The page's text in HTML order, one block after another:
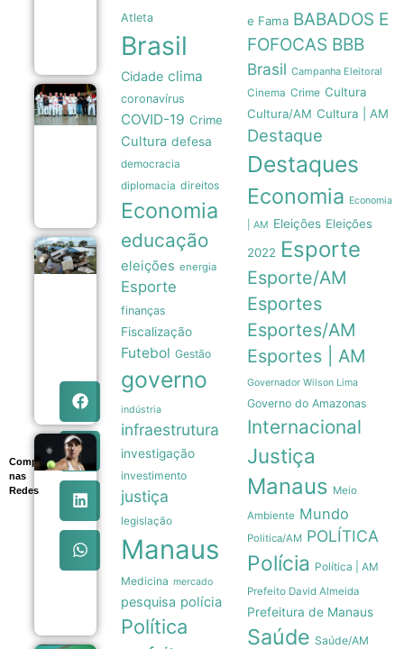
Compartilhe
nas
Redes
desde a
09/08
Prefeitura
de Manaus
amplia apoio
a atletas de
jiu-jítsu para
150
beneficiados
são usados
como
sensores
móveis
para prever
intensidade
furacões
08/08
Beatriz
Maia
anuncia
pausa
se das
08/08
Atleta
Brasil
Cidade clima
coronavírus
COVID-19 Crime
Cultura defesa
democracia
diplomacia direitos
Economia
educação
eleições energia
Esporte
finanças
Fiscalização
Futebol Gestão
governo
indústria
infraestrutura
investigação
investimento
justiça
legislação
Manaus
Medicina mercado
pesquisa polícia
Política
e Fama BABADOS E
FOFOCAS BBB
Brasil Campanha Eleitoral
Cinema Crime Cultura
Cultura/AM Cultura | AM
Destaque
Destaques
Economia Economia
| AM Eleições Eleições
2022 Esporte
Esporte/AM
Esportes
Esportes/AM
Esportes | AM
Governador Wilson Lima
Governo do Amazonas
Internacional
Justiça
Manaus Meio
Ambiente Mundo
Politica/AM POLÍTICA
Polícia Política | AM
Prefeito David Almeida
Prefeitura de Manaus
Saúde Saúde/AM